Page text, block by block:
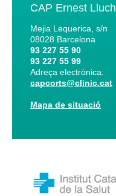
CAP Ernest Lluch
Mejia Lequerica, s/n
08028 Barcelona
93 227 55 90
93 227 55 99
Adreça electrònica:
capcorts@clinic.cat
Mapa de situació